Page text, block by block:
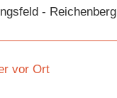
- Reichenberg
vor Ort